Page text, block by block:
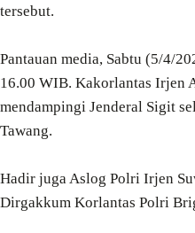
tersebut.
Pantauan media, Sabtu (5/4/
16.00 WIB. Kakorlantas Irjen
mendampingi Jenderal Sigit
Tawang.
Hadir juga Aslog Polri Irjen
Dirgakkum Korlantas Polri